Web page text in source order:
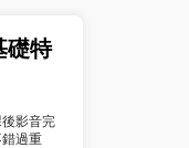
礎特
影音完
過重